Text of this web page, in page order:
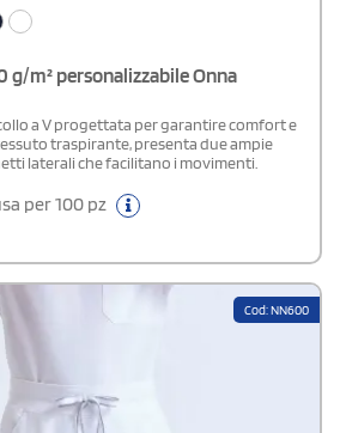
g/m² personalizzabile Onna
a V progettata per garantire comfort e
traspirante, presenta due ampie
laterali che facilitano i movimenti.
per 100 pz
Cod: NN600